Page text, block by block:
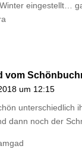
eingestellt…
vom
um 12:15
unterschiedlich
dann noch der